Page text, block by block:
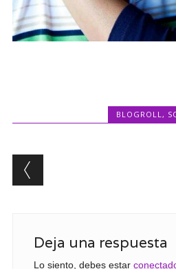
BLOGROLL,
Post navigation
Deja una respuesta
Lo siento, debes estar